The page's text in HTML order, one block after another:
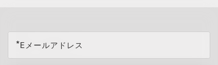
Eメールアドレス